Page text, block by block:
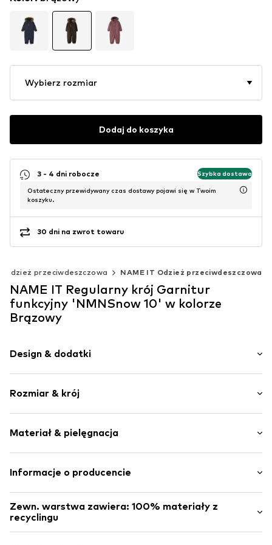
Wybierz rozmiar
Dodaj do koszyka
3 - 4 dni robocze Szybka dostawa
Ostateczny przewidywany czas dostawy pojawi się w Twoim
koszyku.
30 dni na zwrot towaru
Odzież przeciwdeszczowa NAME IT Odzież przeciwdeszczowa
NAME IT Regularny krój Garnitur
funkcyjny 'NMNSnow 10' w kolorze
Brązowy
Design & dodatki
Szwy w jednym odcieniu
Elementy odblaskowe
Ciepła podszewka
Rozmiar & krój
Długość: Długi / Maxi
Krój: Regularny krój
Materiał & pielęgnacja
Materiał wierzchni: 100% Poliester - PES
Pranie w 40 ° C
Nie czyścić chemicznie
Informacje o producencie
Modering 1
22457 Hamburg
DE
Zewn. warstwa zawiera: 100% materiały z
recyclingu